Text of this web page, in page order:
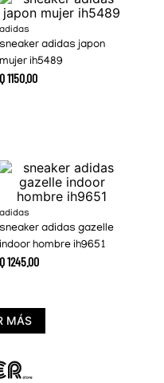
adidas
sneaker adidas japon
mujer ih5489
Q1150.00
adidas
sneaker adidas gazelle
indoor hombre ih9651
Q1245.00
MÁS